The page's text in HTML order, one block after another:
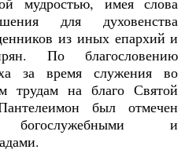
для духовенства
из иных епархий и
По благословению
за время служения во
трудам на благо Святой
был отмечен
богослужебными и